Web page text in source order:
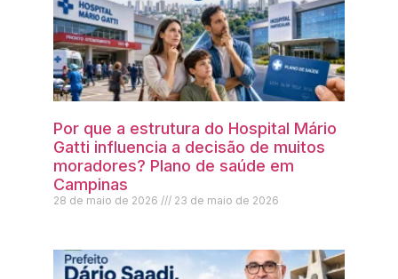
Por que a estrutura do Hospital Mário
Gatti influencia a decisão de muitos
moradores? Plano de saúde em
Campinas
28 de maio de 2026 23 de maio de 2026